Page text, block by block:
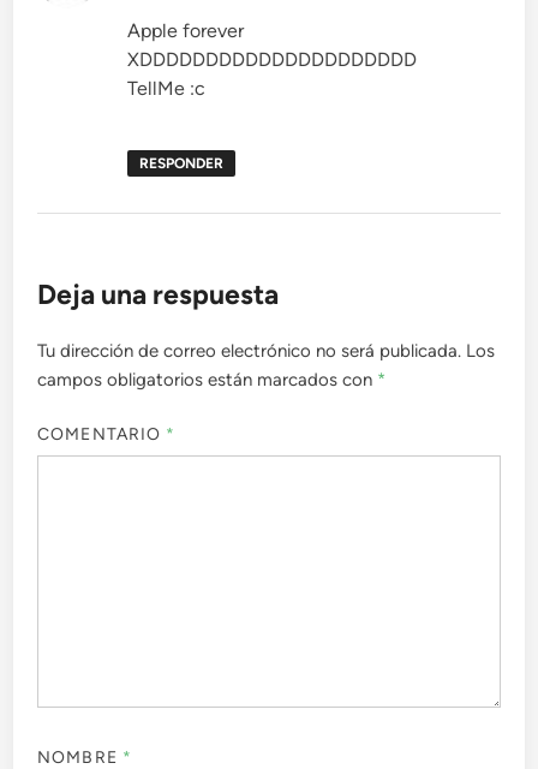
Apple forever
XDDDDDDDDDDDDDDDDDDDDD
TellMe :c
RESPONDER
Deja una respuesta
Tu dirección de correo electrónico no será publicada. Los
campos obligatorios están marcados con *
COMENTARIO *
NOMBRE *